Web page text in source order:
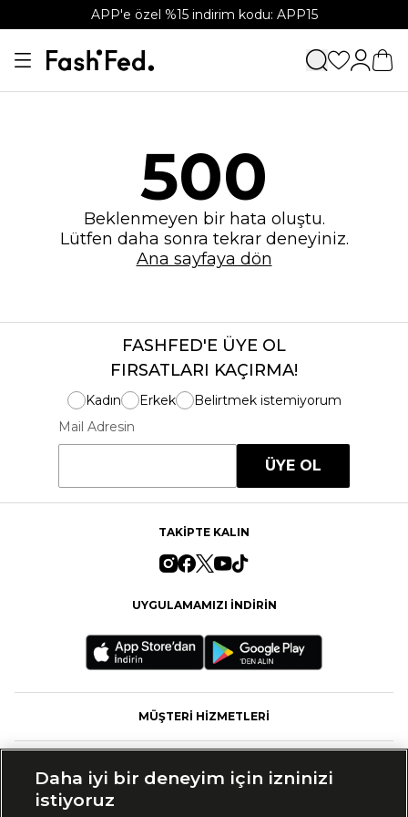
APP'e özel %15 indirim kodu: APP15
500
Beklenmeyen bir hata oluştu.
Lütfen daha sonra tekrar deneyiniz.
Ana sayfaya dön
FASHFED'E ÜYE OL
FIRSATLARI KAÇIRMA!
Kadın Erkek
Belirtmek istemiyorum
Mail Adresin
ÜYE OL
TAKİPTE KALIN
UYGULAMAMIZI İNDİRİN
MÜŞTERİ HİZMETLERİ
Daha iyi bir deneyim için izninizi
istiyoruz